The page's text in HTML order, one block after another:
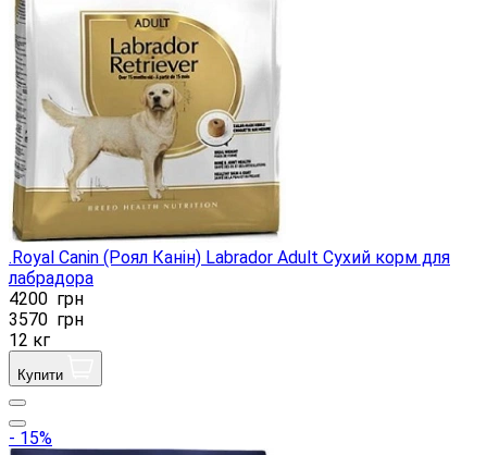
.Royal Canin (Роял Канін) Labrador Adult Сухий корм для
лабрадора
4200 грн
3570 грн
12 кг
Купити
- 15%